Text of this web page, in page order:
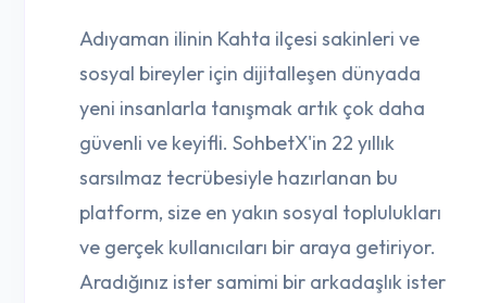
Adıyaman ilinin Kahta ilçesi sakinleri ve
sosyal bireyler için dijitalleşen dünyada
yeni insanlarla tanışmak artık çok daha
güvenli ve keyifli. SohbetX'in 22 yıllık
sarsılmaz tecrübesiyle hazırlanan bu
platform, size en yakın sosyal toplulukları
ve gerçek kullanıcıları bir araya getiriyor.
Aradığınız ister samimi bir arkadaşlık ister